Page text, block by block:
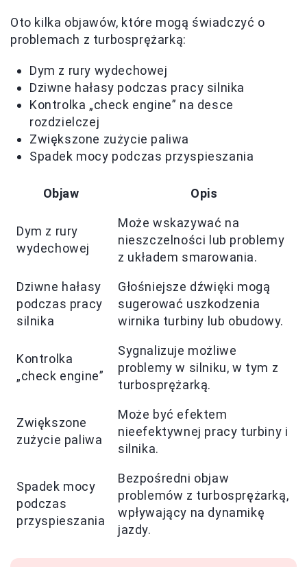
Oto kilka objawów, które mogą świadczyć o
problemach z turbosprężarką:
Dym z rury wydechowej
Dziwne hałasy podczas pracy silnika
Kontrolka „check engine” na desce
rozdzielczej
Zwiększone zużycie paliwa
Spadek mocy podczas przyspieszania
Objaw Opis
Dym z rury
wydechowej
Może wskazywać na
nieszczelności lub problemy
z układem smarowania.
Dziwne hałasy
podczas pracy
silnika
Głośniejsze dźwięki mogą
sugerować uszkodzenia
wirnika turbiny lub obudowy.
Kontrolka
„check engine”
Sygnalizuje możliwe
problemy w silniku, w tym z
turbosprężarką.
Zwiększone
zużycie paliwa
Może być efektem
nieefektywnej pracy turbiny i
silnika.
Spadek mocy
podczas
przyspieszania
Bezpośredni objaw
problemów z turbosprężarką,
wpływający na dynamikę
jazdy.